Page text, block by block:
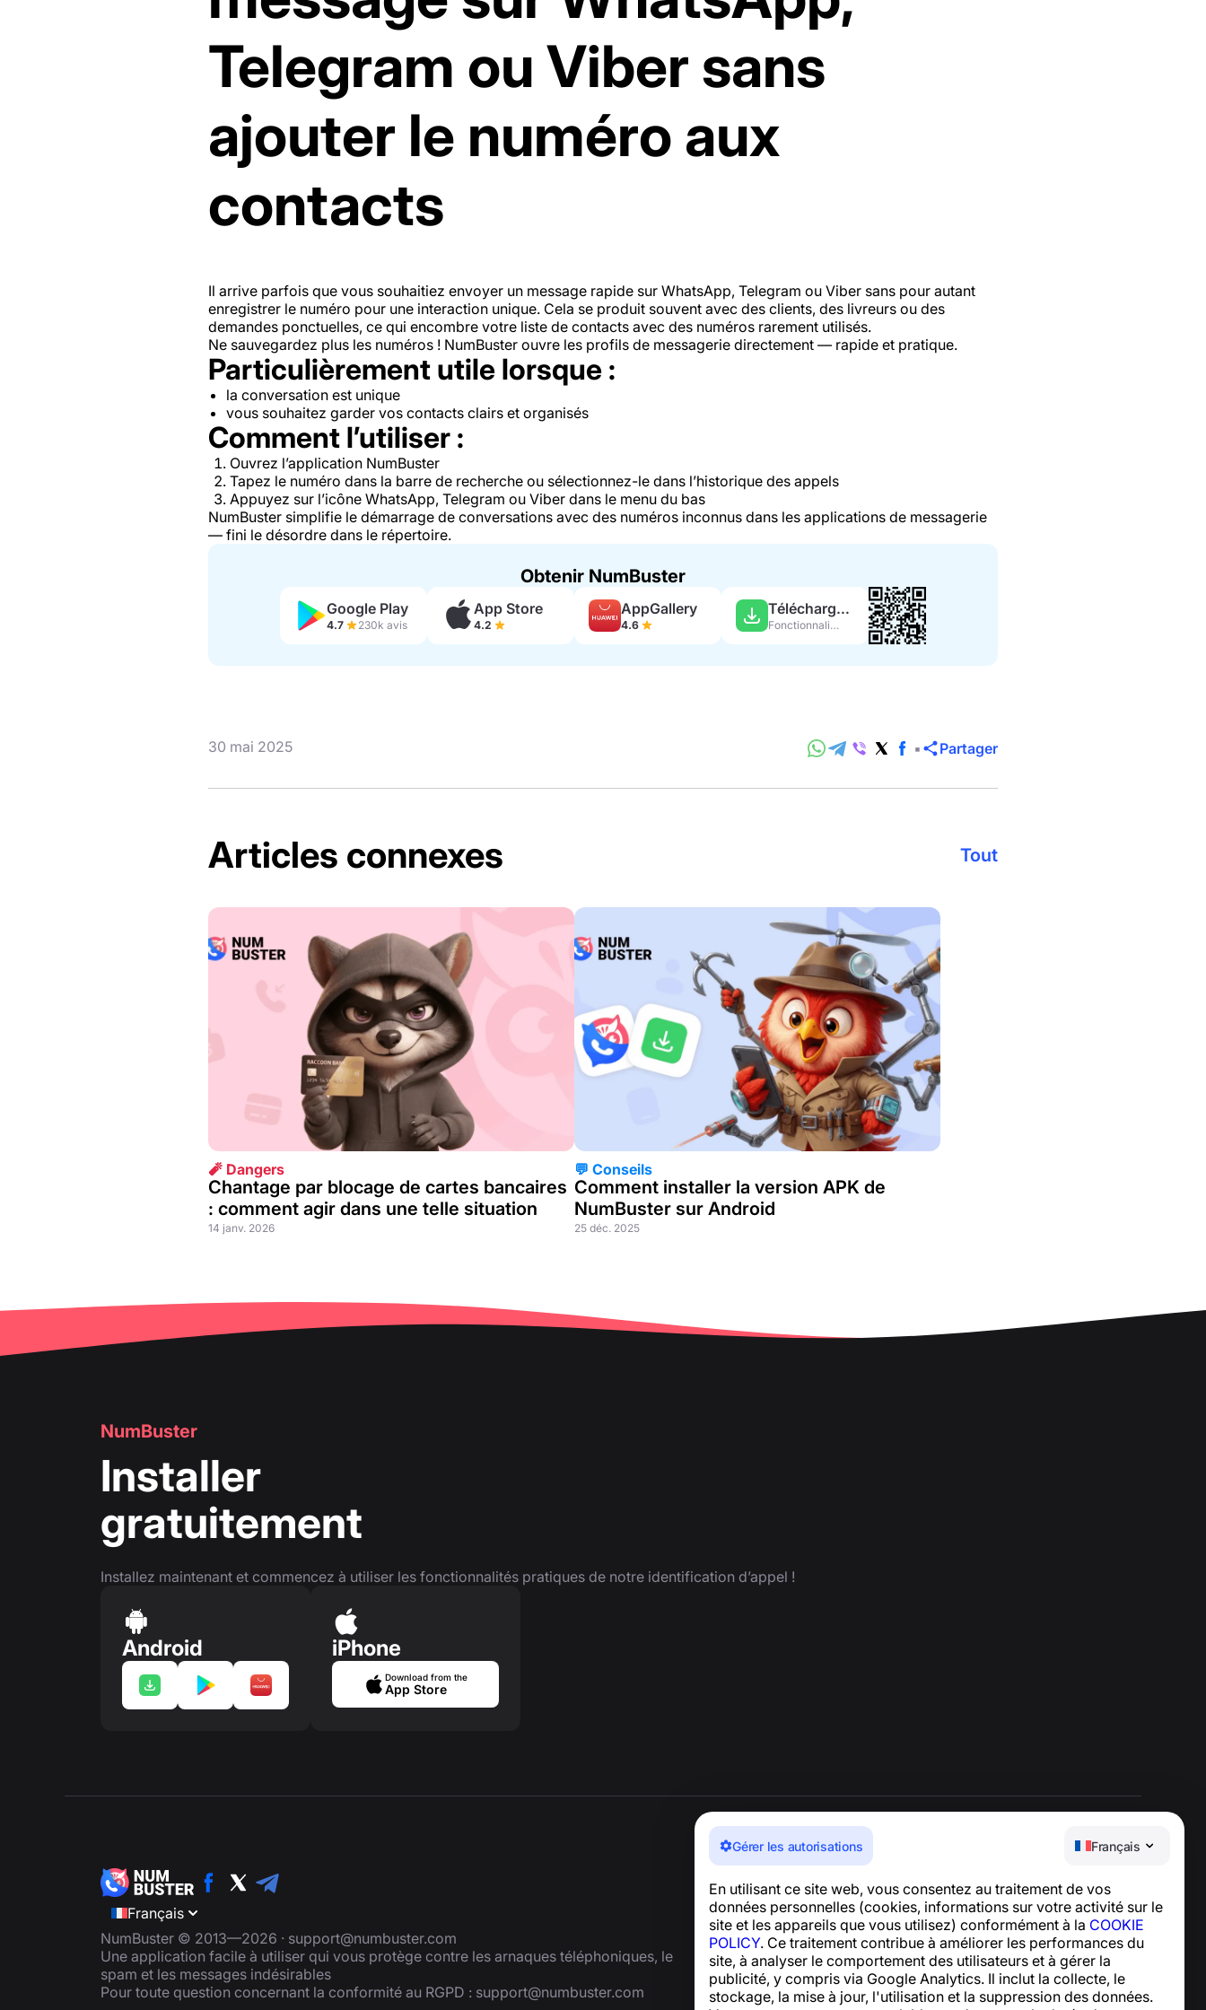
Gérer les autorisations Français
En utilisant ce site web, vous consentez au traitement de vos
données personnelles (cookies, informations sur votre activité sur le
site et les appareils que vous utilisez) conformément à la COOKIE
POLICY. Ce traitement contribue à améliorer les performances du
site, à analyser le comportement des utilisateurs et à gérer la
publicité, y compris via Google Analytics. Il inclut la collecte, le
stockage, la mise à jour, l'utilisation et la suppression des données.
Telegram ou Viber sans
ajouter le numéro aux
contacts
Il arrive parfois que vous souhaitiez envoyer un message rapide sur WhatsApp, Telegram ou Viber sans pour autant
enregistrer le numéro pour une interaction unique. Cela se produit souvent avec des clients, des livreurs ou des
demandes ponctuelles, ce qui encombre votre liste de contacts avec des numéros rarement utilisés.
Ne sauvegardez plus les numéros ! NumBuster ouvre les profils de messagerie directement — rapide et pratique.
Particulièrement utile lorsque :
la conversation est unique
vous souhaitez garder vos contacts clairs et organisés
Comment l’utiliser :
Ouvrez l’application NumBuster
Tapez le numéro dans la barre de recherche ou sélectionnez-le dans l’historique des appels
Appuyez sur l’icône WhatsApp, Telegram ou Viber dans le menu du bas
NumBuster simplifie le démarrage de conversations avec des numéros inconnus dans les applications de messagerie
— fini le désordre dans le répertoire.
Obtenir NumBuster
Google Play
4.7 230k avis
App Store
4.2
AppGallery
4.6
Télécharger l’APK
Fonctionnalités complètes
30 mai 2025 Partager
Articles connexes Tout
🧨 Dangers
Chantage par blocage de cartes bancaires
: comment agir dans une telle situation
14 janv. 2026
💬 Conseils
Comment installer la version APK de
NumBuster sur Android
25 déc. 2025
NumBuster
Installer
gratuitement
Installez maintenant et commencez à utiliser les fonctionnalités pratiques de notre identification d’appel !
Android iPhone
Download from the
App Store
Français
NumBuster © 2013—2026 · support@numbuster.com
Une application facile à utiliser qui vous protège contre les arnaques téléphoniques, le
spam et les messages indésirables
Pour toute question concernant la conformité au RGPD : support@numbuster.com
Actualités et articles
À propos du projet
Contacts